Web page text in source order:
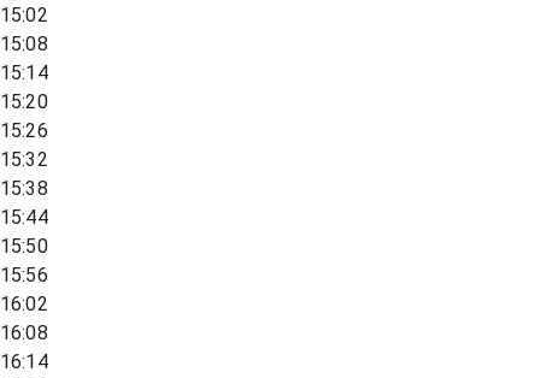
15:02
15:08
15:14
15:20
15:26
15:32
15:38
15:44
15:50
15:56
16:02
16:08
16:14